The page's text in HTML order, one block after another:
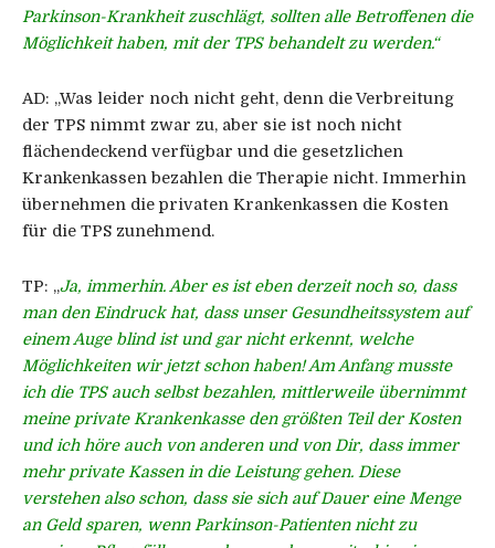
Parkinson-Krankheit zuschlägt, sollten alle Betroffenen die
Möglichkeit haben, mit der TPS behandelt zu werden.“
AD: „Was leider noch nicht geht, denn die Verbreitung
der TPS nimmt zwar zu, aber sie ist noch nicht
flächendeckend verfügbar und die gesetzlichen
Krankenkassen bezahlen die Therapie nicht. Immerhin
übernehmen die privaten Krankenkassen die Kosten
für die TPS zunehmend.
TP: „Ja, immerhin. Aber es ist eben derzeit noch so, dass
man den Eindruck hat, dass unser Gesundheitssystem auf
einem Auge blind ist und gar nicht erkennt, welche
Möglichkeiten wir jetzt schon haben! Am Anfang musste
ich die TPS auch selbst bezahlen, mittlerweile übernimmt
meine private Krankenkasse den größten Teil der Kosten
und ich höre auch von anderen und von Dir, dass immer
mehr private Kassen in die Leistung gehen. Diese
verstehen also schon, dass sie sich auf Dauer eine Menge
an Geld sparen, wenn Parkinson-Patienten nicht zu